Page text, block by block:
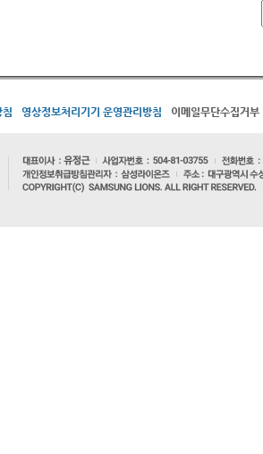
침 영상정보처리기기 운영관리방침 이메일무단수집거부